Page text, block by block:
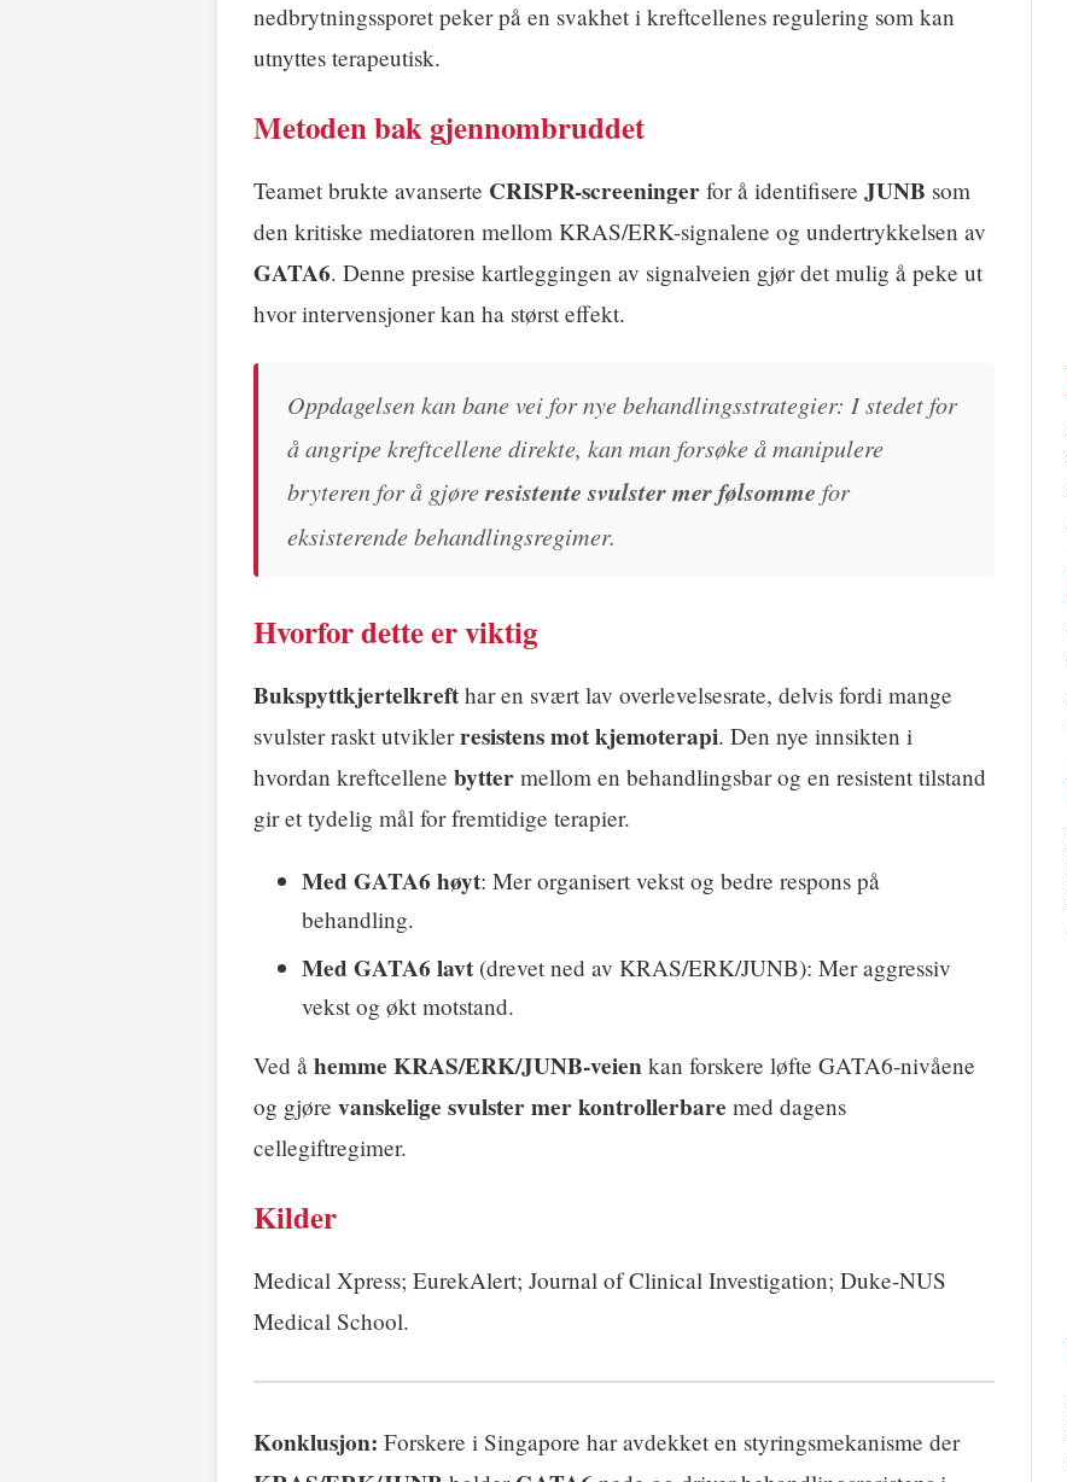
nedbrytningssporet peker på en svakhet i kreftcellenes regulering som kan
utnyttes terapeutisk.
Metoden bak gjennombruddet
Teamet brukte avanserte CRISPR-screeninger for å identifisere JUNB som
den kritiske mediatoren mellom KRAS/ERK-signalene og undertrykkelsen av
GATA6. Denne presise kartleggingen av signalveien gjør det mulig å peke ut
hvor intervensjoner kan ha størst effekt.
Oppdagelsen kan bane vei for nye behandlingsstrategier: I stedet for
å angripe kreftcellene direkte, kan man forsøke å manipulere
bryteren for å gjøreresistente svulster mer følsomme for
eksisterende behandlingsregimer.
Hvorfor dette er viktig
Bukspyttkjertelkreft har en svært lav overlevelsesrate, delvis fordi mange
svulster raskt utviklerresistens mot kjemoterapi. Den nye innsikten i
hvordan kreftcellene bytter mellom en behandlingsbar og en resistent tilstand
gir et tydelig mål for fremtidige terapier.
Med GATA6 høyt: Mer organisert vekst og bedre respons på
behandling.
Med GATA6 lavt (drevet ned av KRAS/ERK/JUNB): Mer aggressiv
vekst og økt motstand.
Ved å hemme KRAS/ERK/JUNB-veien kan forskere løfte GATA6-nivåene
og gjøre vanskelige svulster mer kontrollerbare med dagens
cellegiftregimer.
Kilder
Medical Xpress; EurekAlert; Journal of Clinical Investigation; Duke-NUS
Medical School.
Konklusjon: Forskere i Singapore har avdekket en styringsmekanisme der